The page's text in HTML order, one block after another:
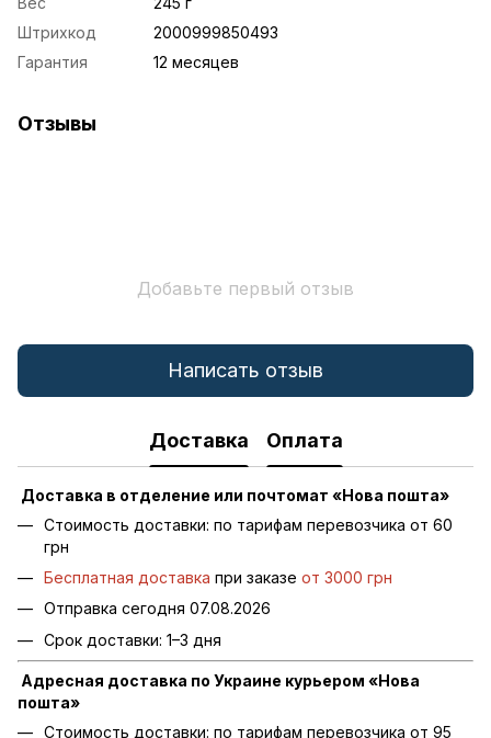
Штрихкод
2000999850493
Гарантия
12 месяцев
Отзывы
Добавьте первый отзыв
Написать отзыв
Доставка Оплата
Доставка в отделение или почтомат «Нова пошта»
Стоимость доставки: по тарифам перевозчика от 60
грн
Бесплатная доставка при заказе от 3000 грн
Отправка сегодня 07.08.2026
Срок доставки: 1–3 дня
Адресная доставка по Украине курьером «Нова
пошта»
Стоимость доставки: по тарифам перевозчика от 95